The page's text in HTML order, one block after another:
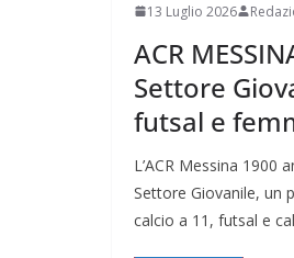
13 Luglio 2026
ACR
Settore
futsal e
L’ACR Messina 1900
Settore Giovanile, un
calcio a 11, futsal e